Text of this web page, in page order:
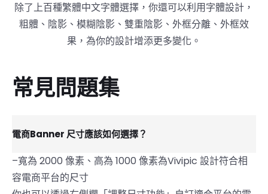
除了上百種繁體中文字體選擇，你還可以利用字體設計，
粗體、陰影、模糊陰影、雙重陰影、外框分離、外框效
果，為你的設計增添更多變化。
常見問題集
電商Banner 尺寸應該如何選擇？
–寬為 2000 像素、高為 1000 像素為Vivipic 設計符合相
容電商平台的尺寸